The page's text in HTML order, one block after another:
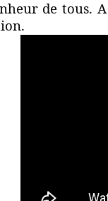
de tous.